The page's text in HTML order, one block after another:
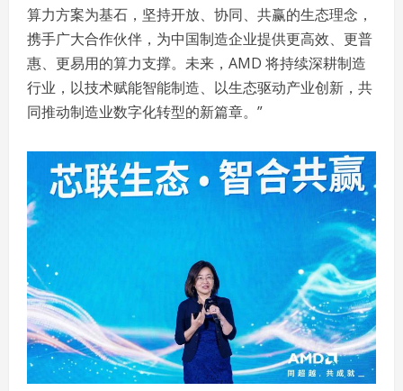
算力方案为基石，坚持开放、协同、共赢的生态理念，
携手广大合作伙伴，为中国制造企业提供更高效、更普
惠、更易用的算力支撑。未来，AMD 将持续深耕制造
行业，以技术赋能智能制造、以生态驱动产业创新，共
同推动制造业数字化转型的新篇章。”